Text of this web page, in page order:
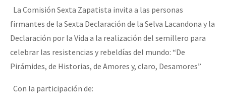
La Comisión Sexta Zapatista invita a las personas
firmantes de la Sexta Declaración de la Selva Lacandona y la
Declaración por la Vida a la realización del semillero para
celebrar las resistencias y rebeldías del mundo: “De
Pirámides, de Historias, de Amores y, claro, Desamores”
Con la participación de: